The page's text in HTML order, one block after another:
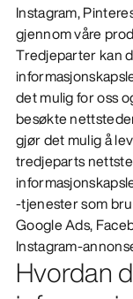
Instagram,
gjennom våre
Tredjeparter kan
det mulig for oss
besøkte
gjør det mulig å
tredjeparts
-tjenester som
Google Ads,
Instagram-
Hvordan